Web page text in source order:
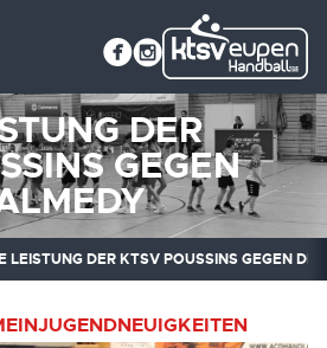
DER
GEGEN
LEISTUNG DER KTSV POUSSINS GEGEN
JUGENDNEUIGKEITEN